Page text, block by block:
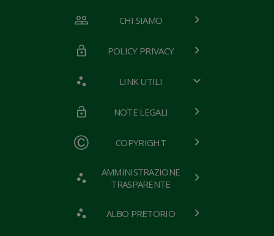
CHI SIAMO
POLICY PRIVACY
LINK UTILI
NOTE LEGALI
COPYRIGHT
AMMINISTRAZIONE
TRASPARENTE
ALBO PRETORIO